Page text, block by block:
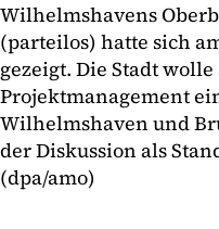
Wilhelmshavens
(parteilos) hatte sich
gezeigt. Die Stadt
Projektmanagement
Wilhelmshaven und
der Diskussion als
(dpa/amo)